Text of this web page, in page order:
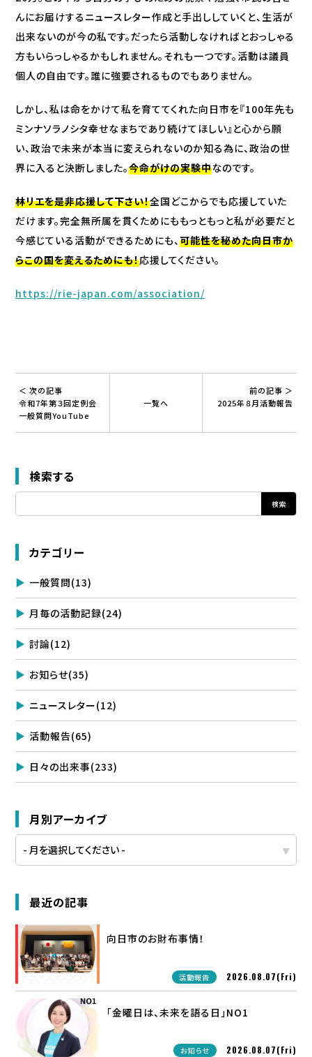
んにお届けするニュースレター作成と手出ししていくと、生活が
出来ないのが今の私です。だったら活動しなければとおっしゃる
方もいらっしゃるかもしれません。それも一つです。活動は議員
個人の自由です。誰に強要されるものでもありません。
しかし、私は命をかけて私を育ててくれた向日市を『100年先も
ミンナソラノシタ幸せなまちであり続けてほしい』と心から願
い、政治で未来が本当に変えられないのか知る為に、政治の世
界に入ると決断しました。今命がけの実験中なのです。
林リエを是非応援して下さい！全国どこからでも応援していた
だけます。完全無所属を貫くためにももっともっと私が必要だと
今感じている活動ができるためにも、可能性を秘めた向日市か
らこの国を変えるためにも！応援してください。
https://rie-japan.com/association/
＜ 次の記事
令和7年第３回定例会
一般質問YouTube
一覧へ
前の記事 ＞
2025年８月活動報告
検索する
カテゴリー
一般質問(13)
月毎の活動記録(24)
討論(12)
お知らせ(35)
ニュースレター(12)
活動報告(65)
日々の出来事(233)
月別アーカイブ
最近の記事
向日市のお財布事情！
活動報告 2026.08.07(Fri)
「金曜日は、未来を語る日」NO1
お知らせ 2026.08.07(Fri)